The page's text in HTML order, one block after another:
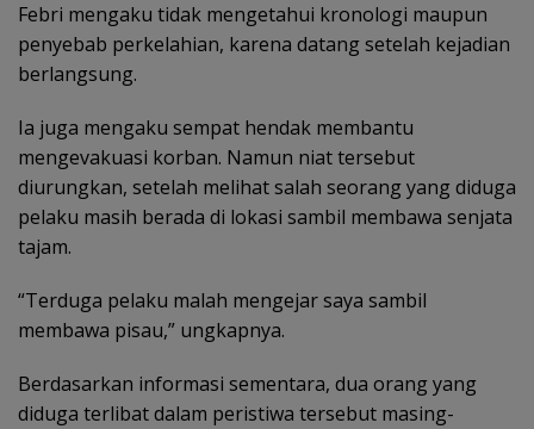
Febri mengaku tidak mengetahui kronologi maupun
penyebab perkelahian, karena datang setelah kejadian
berlangsung.
Ia juga mengaku sempat hendak membantu
mengevakuasi korban. Namun niat tersebut
diurungkan, setelah melihat salah seorang yang diduga
pelaku masih berada di lokasi sambil membawa senjata
tajam.
“Terduga pelaku malah mengejar saya sambil
membawa pisau,” ungkapnya.
Berdasarkan informasi sementara, dua orang yang
diduga terlibat dalam peristiwa tersebut masing-